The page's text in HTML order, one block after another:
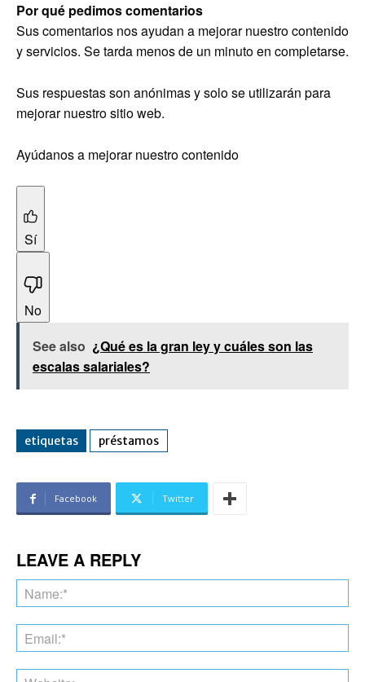
Por qué pedimos comentarios
Sus comentarios nos ayudan a mejorar nuestro contenido
y servicios. Se tarda menos de un minuto en completarse.
Sus respuestas son anónimas y solo se utilizarán para
mejorar nuestro sitio web.
Ayúdanos a mejorar nuestro contenido
Sí
No
See also ¿Qué es la gran ley y cuáles son las
escalas salariales?
etiquetas préstamos
Facebook Twitter
LEAVE A REPLY